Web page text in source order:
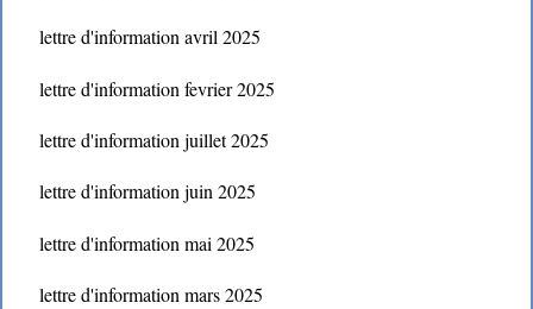
lettre d'information avril 2025
lettre d'information fevrier 2025
lettre d'information juillet 2025
lettre d'information juin 2025
lettre d'information mai 2025
lettre d'information mars 2025